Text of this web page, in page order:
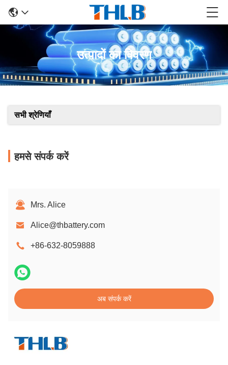
उत्पादों का विवरण
सभी श्रेणियाँ
हमसे संपर्क करें
Mrs. Alice
Alice@thbattery.com
+86-632-8059888
अब संपर्क करें